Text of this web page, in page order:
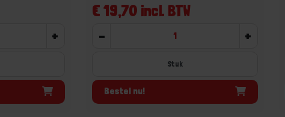
+
€ 19,70 incl. BTW
- +
Stuk
Bestel nu!